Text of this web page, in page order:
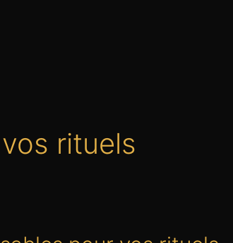
rituels